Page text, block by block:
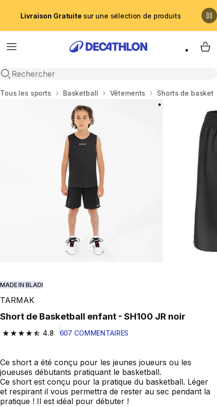
Livraison Gratuite sur une sélection de produits
Menu
Recherche ouverte
My
Accueil
Tous les sports Basketball Vêtements Shorts de basket
MADE IN BLADI
TARMAK
Short de Basketball enfant - SH100 JR noir
4.8
4.8 out of 5 stars from 607 reviews
607 COMMENTAIRES
Ce short a été conçu pour les jeunes joueurs ou les
joueuses débutants pratiquant le basketball.
Ce short est conçu pour la pratique du basketball. Léger
et respirant il vous permettra de rester au sec pendant la
pratique ! Il est idéal pour débuter !